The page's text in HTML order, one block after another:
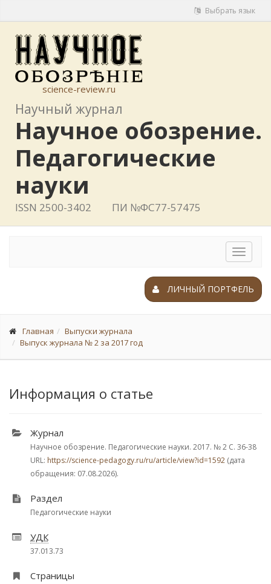
Выбрать язык
science-review.ru
Научный журнал
Научное обозрение.
Педагогические
науки
ISSN 2500-3402 ПИ №ФС77-57475
Toggle
ЛИЧНЫЙ ПОРТФЕЛЬ
Главная
Выпуски журнала
Выпуск журнала № 2 за 2017 год
Информация о статье
Журнал
Научное обозрение. Педагогические науки. 2017. № 2 С. 36-38
URL: https://science-pedagogy.ru/ru/article/view?id=1592 (дата
обращения: 07.08.2026).
Раздел
Педагогические науки
УДК
37.013.73
Страницы